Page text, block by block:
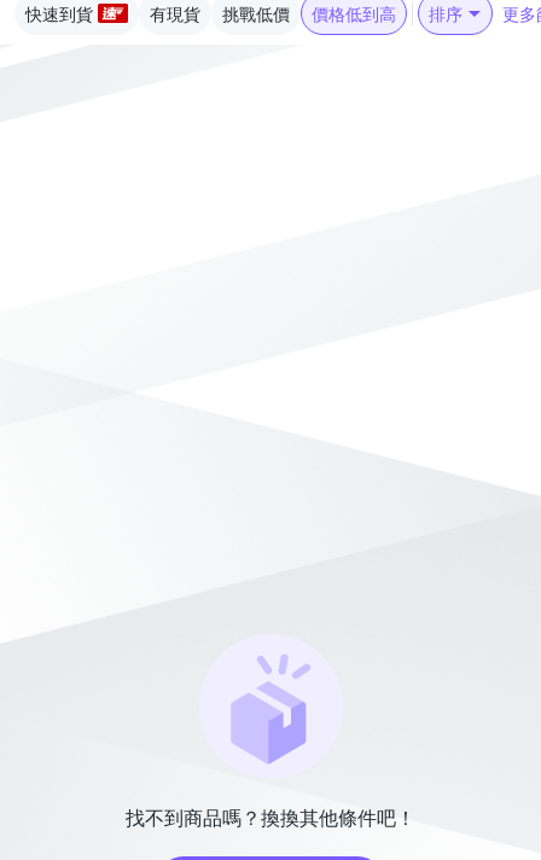
快速到貨 有現貨 挑戰低價 價格低到高 排序 更多
找不到商品嗎？換換其他條件吧！